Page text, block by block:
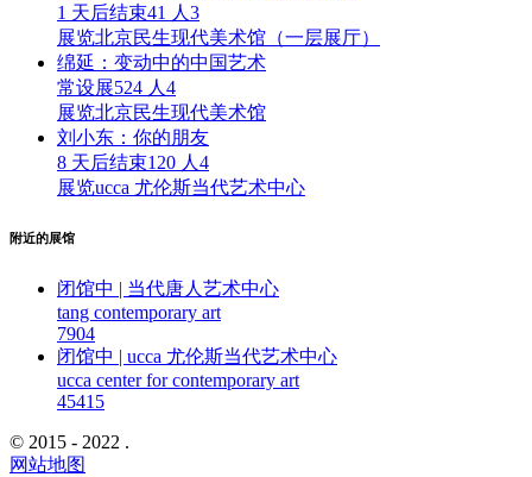
1 天后结束41 人 3
展览北京民生现代美术馆（一层展厅）
绵延：变动中的中国艺术
常设展524 人 4
展览北京民生现代美术馆
刘小东：你的朋友
8 天后结束120 人 4
展览ucca 尤伦斯当代艺术中心
附近的展馆
闭馆中 | 当代唐人艺术中心
tang contemporary art
7904
闭馆中 | ucca 尤伦斯当代艺术中心
ucca center for contemporary art
4541 5
© 2015 - 2022 .
网站地图